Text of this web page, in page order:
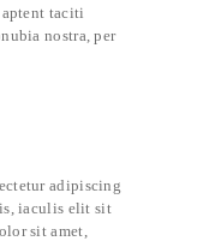
taciti
nostra, per
adipiscing
iaculis elit sit
sit amet,